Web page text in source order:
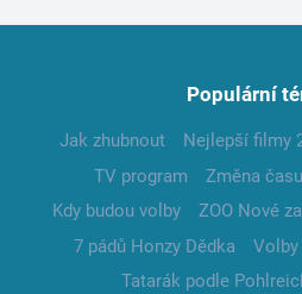
Populární
Jak zhubnout Nejlepší filmy
TV program
Změna času
Kdy budou volby
ZOO Nové
7 pádů Honzy Dědka
Volby
Tatarák podle